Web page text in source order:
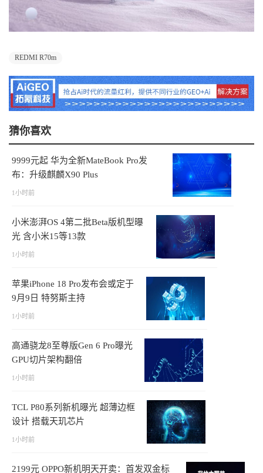
REDMI R70m
猜你喜欢
9999元起 华为全新MateBook Pro发
布：升级麒麟X90 Plus
1小时前
小米澎湃OS 4第二批Beta版机型曝
光 含小米15等13款
1小时前
苹果iPhone 18 Pro发布会或定于
9月9日 特努斯主持
1小时前
高通骁龙8至尊版Gen 6 Pro曝光
GPU切片架构翻倍
1小时前
TCL P80系列新机曝光 超薄边框
设计 搭载天玑芯片
1小时前
2199元 OPPO新机明天开卖：首发双金标